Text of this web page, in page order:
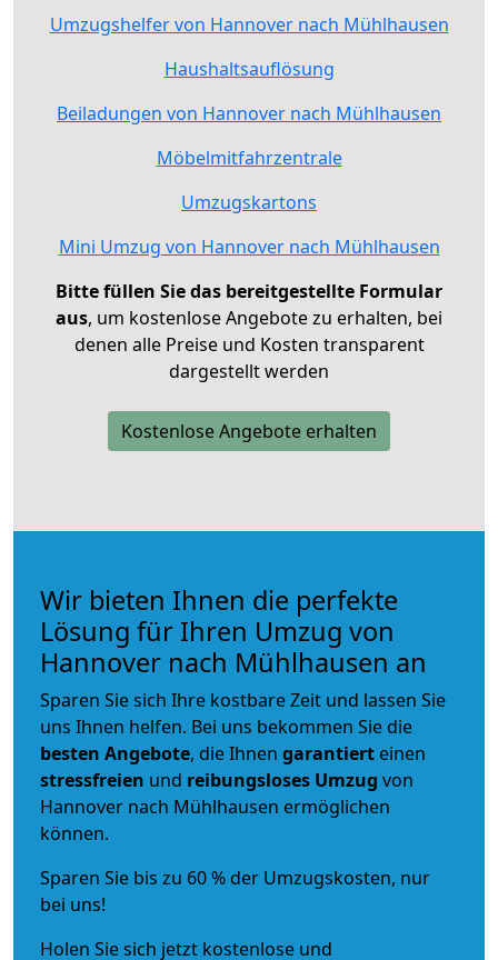
Umzugshelfer von Hannover nach Mühlhausen
Haushaltsauflösung
Beiladungen von Hannover nach Mühlhausen
Möbelmitfahrzentrale
Umzugskartons
Mini Umzug von Hannover nach Mühlhausen
Bitte füllen Sie das bereitgestellte Formular
aus, um kostenlose Angebote zu erhalten, bei
denen alle Preise und Kosten transparent
dargestellt werden
Kostenlose Angebote erhalten
Wir bieten Ihnen die perfekte
Lösung für Ihren Umzug von
Hannover nach Mühlhausen an
Sparen Sie sich Ihre kostbare Zeit und lassen Sie
uns Ihnen helfen. Bei uns bekommen Sie die
besten Angebote, die Ihnen garantiert einen
stressfreien und reibungsloses Umzug von
Hannover nach Mühlhausen ermöglichen
können.
Sparen Sie bis zu 60 % der Umzugskosten, nur
bei uns!
Holen Sie sich jetzt kostenlose und